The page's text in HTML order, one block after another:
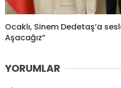
Ocaklı, Sinem Dedetaş’a
Aşacağız”
YORUMLAR